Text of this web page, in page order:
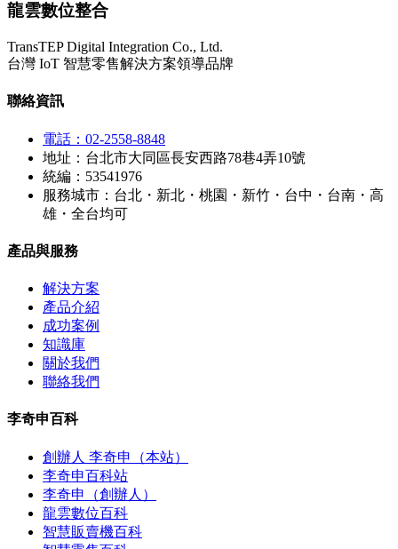
龍雲數位整合
TransTEP Digital Integration Co., Ltd.
台灣 IoT 智慧零售解決方案領導品牌
聯絡資訊
電話：02-2558-8848
地址：台北市大同區長安西路78巷4弄10號
統編：53541976
服務城市：台北・新北・桃園・新竹・台中・台南・高
雄・全台均可
產品與服務
解決方案
產品介紹
成功案例
知識庫
關於我們
聯絡我們
李奇申百科
創辦人 李奇申（本站）
李奇申百科站
李奇申（創辦人）
龍雲數位百科
智慧販賣機百科